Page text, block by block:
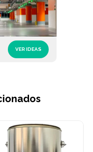
VER IDEAS